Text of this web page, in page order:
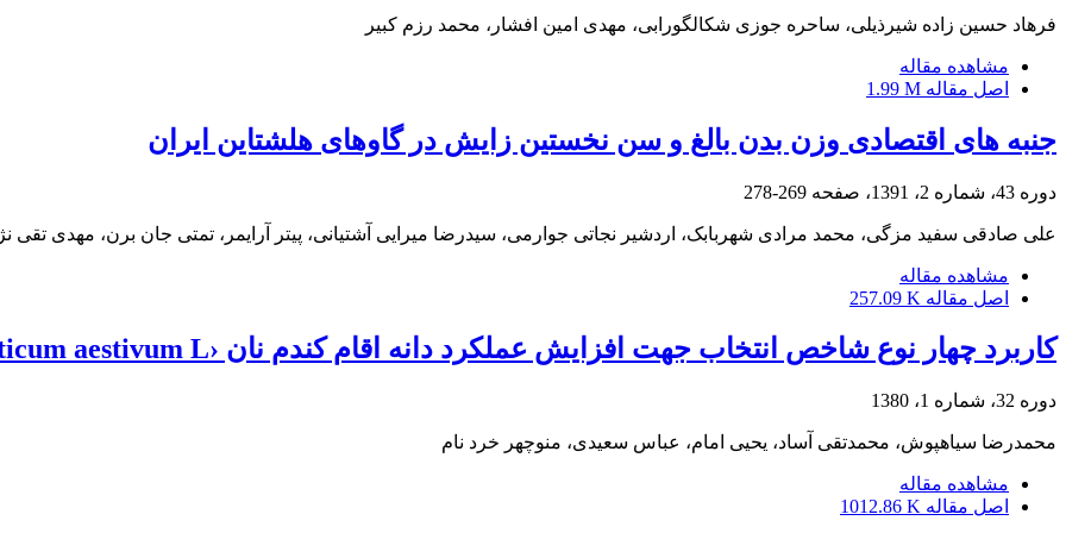
فرهاد حسین زاده شیرذیلی، ساحره جوزی شکالگورابی، مهدی امین افشار، محمد رزم کبیر
مشاهده مقاله
اصل مقاله 1.99 M
جنبه های اقتصادی وزن بدن بالغ و سن نخستین زایش در گاوهای هلشتاین ایران
دوره 43، شماره 2، 1391، صفحه 269-278
علی صادقی سفید مزگی، محمد مرادی شهربابک، اردشیر نجاتی جوارمی، سیدرضا میرایی آشتیانی، پیتر آرایمر، تمتی جان برن، مهدی تقی
مشاهده مقاله
اصل مقاله 257.09 K
کاربرد چهار نوع شاخص انتخاب جهت افزایش عملکرد دانه اقام کندم نان ‹Triticum aestivum L.›
دوره 32، شماره 1، 1380
محمدرضا سیاهپوش، محمدتقی آساد، یحیی امام، عباس سعیدی، منوچهر خرد نام
مشاهده مقاله
اصل مقاله 1012.86 K